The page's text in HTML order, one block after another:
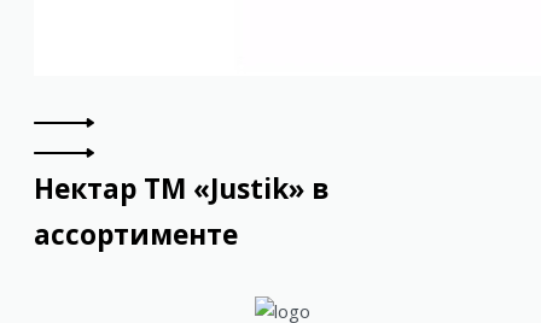
Нектар ТМ «Justik» в
ассортименте